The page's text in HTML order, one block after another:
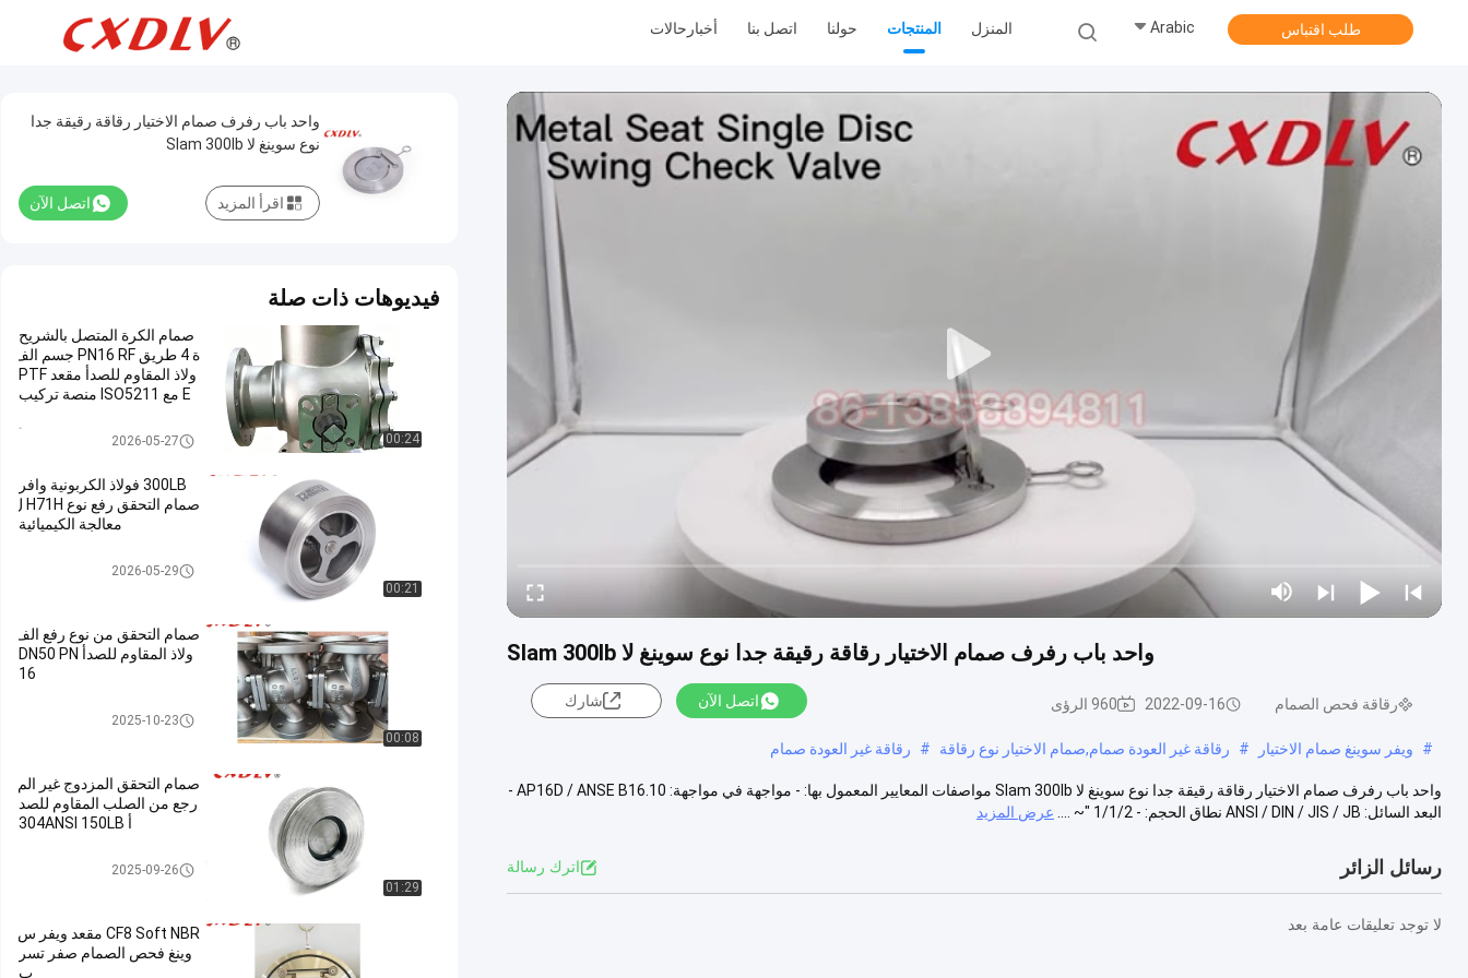
المنزل المنتجات حولنا اتصل بنا أخبار حالات Arabic طلب اقتباس
واحد باب رفرف صمام الاختيار رقاقة رقيقة جدا نوع سوينغ لا Slam 300lb
رقاقة فحص الصمام 2022-09-16 960 الرؤى اتصل الآن شارك
# ويفر سوينغ صمام الاختيار # رقاقة غير العودة صمام,صمام الاختيار نوع رقاقة # رقاقة غير العودة صمام
واحد باب رفرف صمام الاختيار رقاقة رقيقة جدا نوع سوينغ لا Slam 300lb مواصفات المعايير المعمول بها: - مواجهة في مواجهة: AP16D / ANSE B16.10 -
البعد السائل: ANSI / DIN / JIS / JB نطاق الحجم: - 1/1/2 "~ ....
عرض المزيد
رسائل الزائر اترك رسالة
لا توجد تعليقات عامة بعد
واحد باب رفرف صمام الاختيار رقاقة رقيقة جدا
نوع سوينغ لا Slam 300lb
اتصل الآن اقرأ المزيد
فيديوهات ذات صلة
00:24
صمام الكرة المتصل بالشريح
ة 4 طريق PN16 RF جسم الف
ولاذ المقاوم للصدأ مقعد PTF
E مع ISO5211 منصة تركيب
صمام الكرة الفولاذ المقاوم للصدأ
2026-05-27
00:21
300LB فولاذ الكربونية وافر
صمام التحقق رفع نوع H71H ل
معالجة الكيميائية
رقاقة فحص الصمام2026-05-29
00:08
صمام التحقق من نوع رفع الف
ولاذ المقاوم للصدأ DN50 PN
16
صمام فحص ذو حواف2025-10-23
01:29
صمام التحقق المزدوج غير الم
رجع من الصلب المقاوم للصد
أ 304ANSI 150LB
رقاقة فحص الصمام2025-09-26
CF8 Soft NBR مقعد ويفر س
وينغ فحص الصمام صفر تسر
ب